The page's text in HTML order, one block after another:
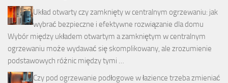
Układ otwarty czy zamknięty w centralnym ogrzewaniu: jak
wybrać bezpieczne i efektywne rozwiązanie dla domu
Wybór między układem otwartym a zamkniętym w centralnym
ogrzewaniu może wydawać się skomplikowany, ale zrozumienie
podstawowych różnic między tymi …
Czy pod ogrzewanie podłogowe w łazience trzeba zmieniać